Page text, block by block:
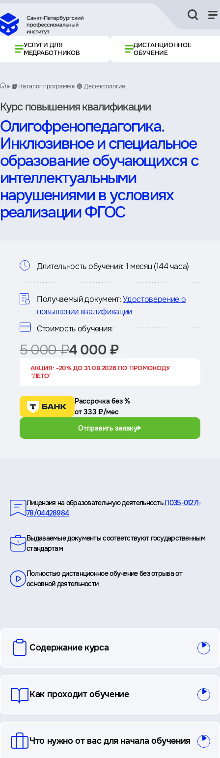
УСЛУГИ ДЛЯ
МЕДРАБОТНИКОВ
ДИСТАНЦИОННОЕ
ОБУЧЕНИЕ
📙 Каталог программ 🟢 Дефектология
Курс повышения квалификации
Олигофренопедагогика.
Инклюзивное и специальное
образование обучающихся с
интеллектуальными
нарушениями в условиях
реализации ФГОС
Информация
о
курсе
Длительность обучения: 1 месяц (144 часа)
Получаемый документ: Удостоверение о
повышении квалификации
Стоимость обучения:
5 000 ₽4 000 ₽
АКЦИЯ: -20% ДО 31.08.2026 ПО ПРОМОКОДУ
"ЛЕТО"
Рассрочка без %
от 333 ₽/мес
Отправить заявку
Лицензия на образовательную деятельностьЛ035-01271-
78/04428984
Выдаваемые документы соответствуют государственным
стандартам
Полностью дистанционное обучение без отрыва от
основной деятельности
вопросы
Содержание курса
Как проходит обучение
Что нужно от вас для начала обучения